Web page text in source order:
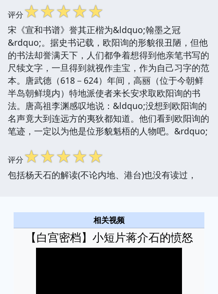
评分☆☆☆☆☆
宋《宣和书谱》誉其正楷为&ldquo;翰墨之冠
&rdquo;。据史书记载，欧阳询的形貌很丑陋，但他
的书法却誉满天下，人们都争着想得到他亲笔书写的
尺犊文字，一旦得到就视作圭宝，作为自己习字的范
本。唐武德（618－624）年间，高丽（位于今朝鲜
半岛朝鲜境内）特地派使者来长安求取欧阳询的书
法。唐高祖李渊感叹地说：&ldquo;没想到欧阳询的
名声竟大到连远方的夷狄都知道。他们看到欧阳询的
笔迹，一定以为他是位形貌魁梧的人物吧。&rdquo;
评分☆☆☆☆☆
包括杨天石的解读(不论内地、港台)也没有读过，
相关视频
【白宫密档】小短片蒋介石的愤怒